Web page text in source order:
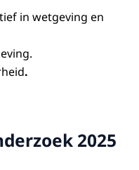
in wetgeving en
.
2025